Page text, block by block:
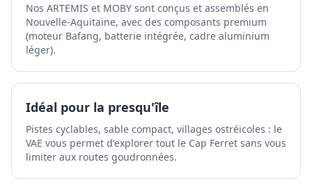
Nos ARTEMIS et MOBY sont conçus et assemblés en
Nouvelle-Aquitaine, avec des composants premium
(moteur Bafang, batterie intégrée, cadre aluminium
léger).
Idéal pour la presqu'île
Pistes cyclables, sable compact, villages ostréicoles : le
VAE vous permet d'explorer tout le Cap Ferret sans vous
limiter aux routes goudronnées.